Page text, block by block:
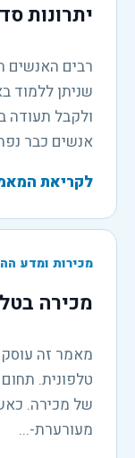
יתרונות
רבים האנשים
שניתן ללמוד
ולקבל תעודה
אנשים כבר
לקריאת
מכירות ומדע
מכירה
מאמר זה עוסק
טלפונית.
של מכירה.
מעורערת-...